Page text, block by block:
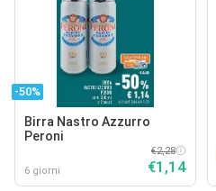
-50%
Birra Nastro Azzurro
Peroni
6 giorni
€2,28
€1,14